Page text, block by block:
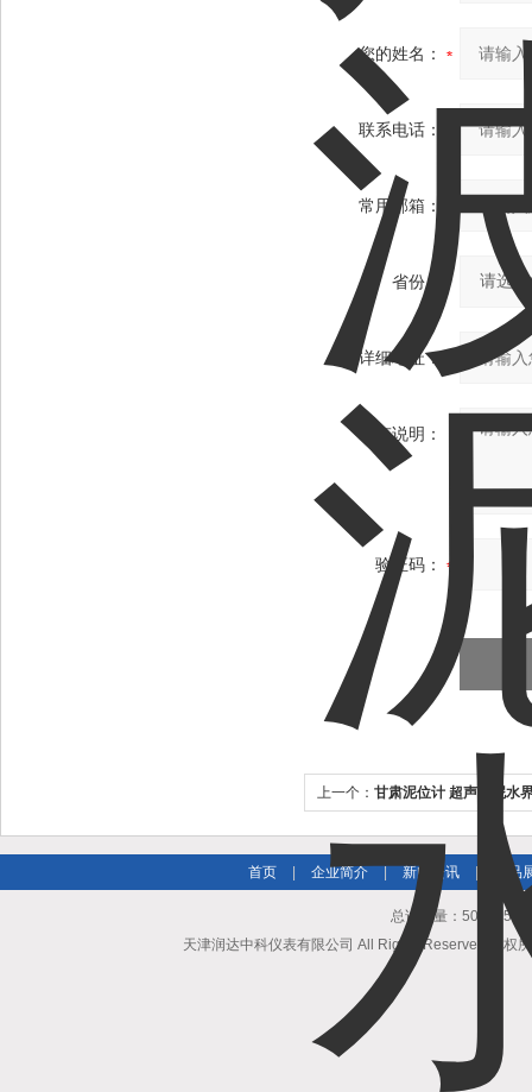
您的姓名：
联系电话：
常用邮箱：
省份：
详细地址：
补充说明：
验证码：
上一个： 甘肃泥位计 超声波泥水
首页 企业简介 新闻资讯 产品
总访问量：502395
天津润达中科仪表有限公司 All Rights Reserved 版权